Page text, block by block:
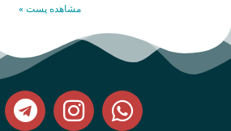
مشاهده پست »